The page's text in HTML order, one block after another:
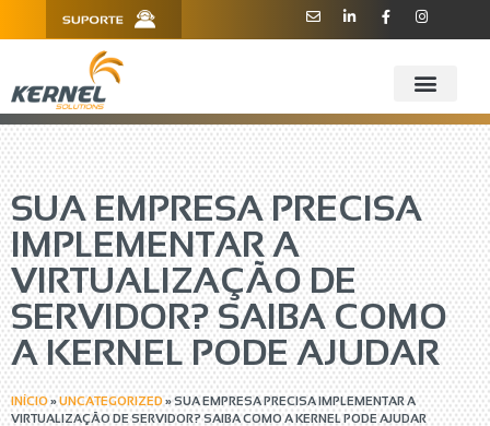
910 - CEP 13208-760 - Jundiaí/SP
SUA EMPRESA PRECISA
IMPLEMENTAR A
VIRTUALIZAÇÃO DE
SERVIDOR? SAIBA COMO
A KERNEL PODE AJUDAR
INÍCIO»UNCATEGORIZED»SUA EMPRESA PRECISA IMPLEMENTAR A
VIRTUALIZAÇÃO DE SERVIDOR? SAIBA COMO A KERNEL PODE AJUDAR